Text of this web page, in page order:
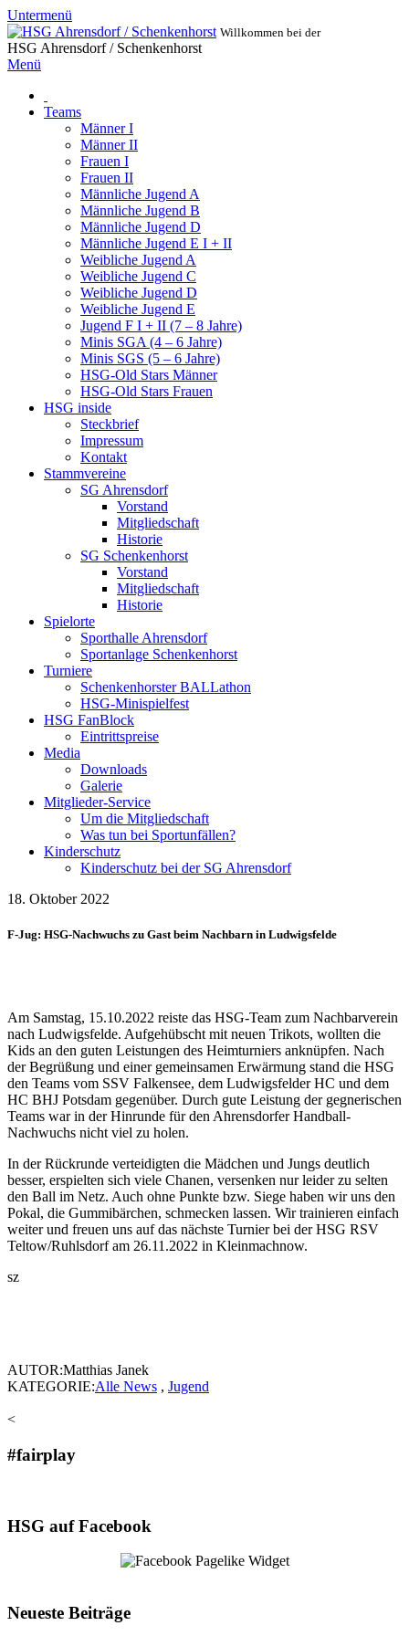
Untermenü
Willkommen bei der
HSG Ahrensdorf / Schenkenhorst
Menü
Teams
Männer I
Männer II
Frauen I
Frauen II
Männliche Jugend A
Männliche Jugend B
Männliche Jugend D
Männliche Jugend E I + II
Weibliche Jugend A
Weibliche Jugend C
Weibliche Jugend D
Weibliche Jugend E
Jugend F I + II (7 – 8 Jahre)
Minis SGA (4 – 6 Jahre)
Minis SGS (5 – 6 Jahre)
HSG-Old Stars Männer
HSG-Old Stars Frauen
HSG inside
Steckbrief
Impressum
Kontakt
Stammvereine
SG Ahrensdorf
Vorstand
Mitgliedschaft
Historie
SG Schenkenhorst
Vorstand
Mitgliedschaft
Historie
Spielorte
Sporthalle Ahrensdorf
Sportanlage Schenkenhorst
Turniere
Schenkenhorster BALLathon
HSG-Minispielfest
HSG FanBlock
Eintrittspreise
Media
Downloads
Galerie
Mitglieder-Service
Um die Mitgliedschaft
Was tun bei Sportunfällen?
Kinderschutz
Kinderschutz bei der SG Ahrensdorf
18. Oktober 2022
F-Jug: HSG-Nachwuchs zu Gast beim Nachbarn in Ludwigsfelde
Am Samstag, 15.10.2022 reiste das HSG-Team zum Nachbarverein
nach Ludwigsfelde. Aufgehübscht mit neuen Trikots, wollten die
Kids an den guten Leistungen des Heimturniers anknüpfen. Nach
der Begrüßung und einer gemeinsamen Erwärmung stand die HSG
den Teams vom SSV Falkensee, dem Ludwigsfelder HC und dem
HC BHJ Potsdam gegenüber. Durch gute Leistung der gegnerischen
Teams war in der Hinrunde für den Ahrensdorfer Handball-
Nachwuchs nicht viel zu holen.
In der Rückrunde verteidigten die Mädchen und Jungs deutlich
besser, erspielten sich viele Chanen, versenken nur leider zu selten
den Ball im Netz. Auch ohne Punkte bzw. Siege haben wir uns den
Pokal, die Gummibärchen, schmecken lassen. Wir trainieren einfach
weiter und freuen uns auf das nächste Turnier bei der HSG RSV
Teltow/Ruhlsdorf am 26.11.2022 in Kleinmachnow.
sz
AUTOR:Matthias Janek
KATEGORIE:Alle News , Jugend
<
#fairplay
HSG auf Facebook
Neueste Beiträge